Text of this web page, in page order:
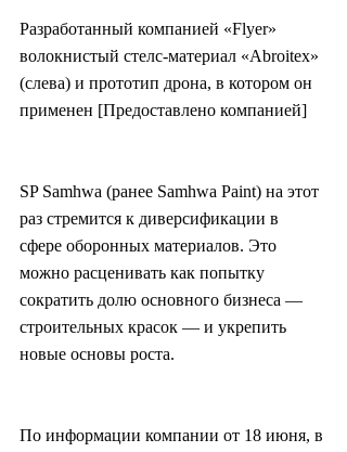
Разработанный компанией «Flyer»
волокнистый стелс-материал «Abroitex»
(слева) и прототип дрона, в котором он
применен [Предоставлено компанией]
SP Samhwa (ранее Samhwa Paint) на этот
раз стремится к диверсификации в
сфере оборонных материалов. Это
можно расценивать как попытку
сократить долю основного бизнеса —
строительных красок — и укрепить
новые основы роста.
По информации компании от 18 июня, в